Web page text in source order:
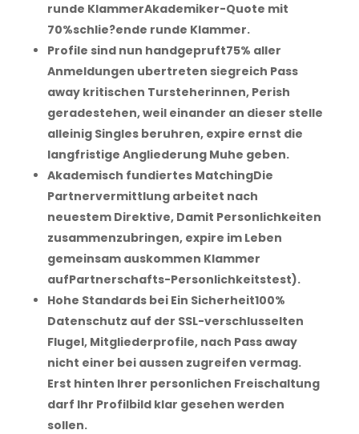
runde KlammerAkademiker-Quote mit
70%schlie?ende runde Klammer.
Profile sind nun handgepruft75% aller
Anmeldungen ubertreten siegreich Pass
away kritischen Tursteherinnen, Perish
geradestehen, weil einander an dieser stelle
alleinig Singles beruhren, expire ernst die
langfristige Angliederung Muhe geben.
Akademisch fundiertes MatchingDie
Partnervermittlung arbeitet nach
neuestem Direktive, Damit Personlichkeiten
zusammenzubringen, expire im Leben
gemeinsam auskommen Klammer
aufPartnerschafts-Personlichkeitstest).
Hohe Standards bei Ein Sicherheit100%
Datenschutz auf der SSL-verschlusselten
Flugel, Mitgliederprofile, nach Pass away
nicht einer bei aussen zugreifen vermag.
Erst hinten Ihrer personlichen Freischaltung
darf Ihr Profilbild klar gesehen werden
sollen.